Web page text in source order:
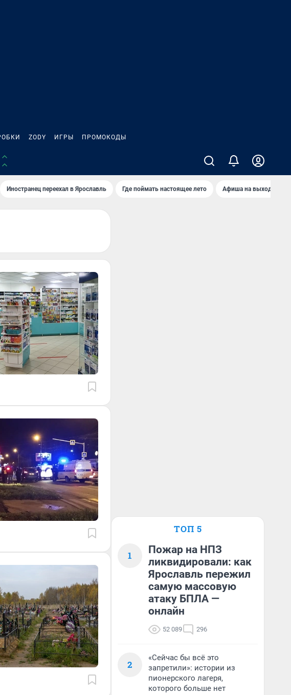
ZODY ИГРЫ ПРОМОКОДЫ
Иностранец переехал в Ярославль Где поймать настоящее лето Афиша на выходные
ТОП 5
1
Пожар на НПЗ
ликвидировали: как
Ярославль пережил
самую массовую
атаку БПЛА —
онлайн
52 089 296
2
«Сейчас бы всё это
запретили»: истории из
пионерского лагеря,
которого больше нет